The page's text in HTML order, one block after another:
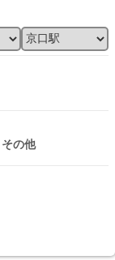
その他